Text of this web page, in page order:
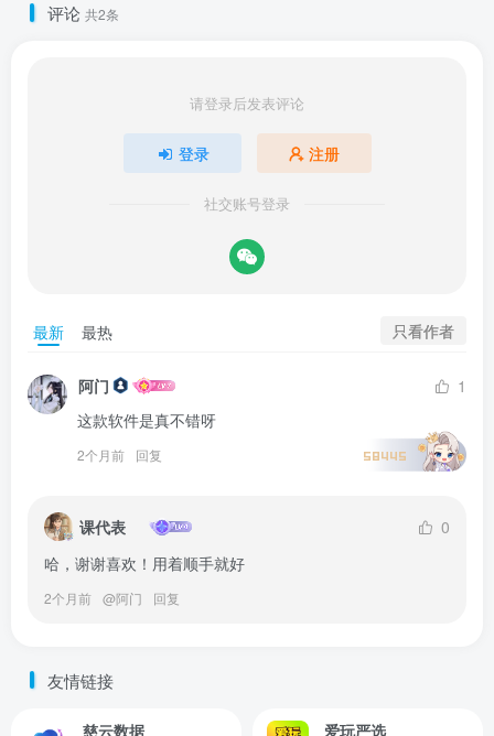
评论 共2条
请登录后发表评论
登录 注册
社交账号登录
最新 最热 只看作者
阿门
1
这款软件是真不错呀
2个月前 回复 58445
课代表
0
哈，谢谢喜欢！用着顺手就好
2个月前 @阿门 回复
友情链接
慈云数据 爱玩严选